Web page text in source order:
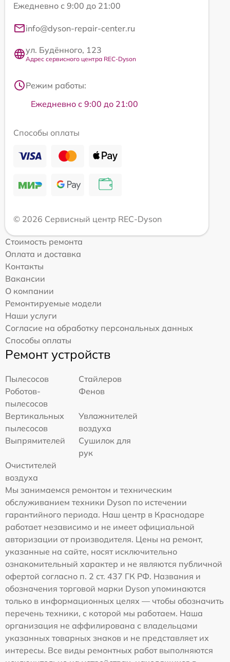
Ежедневно с 9:00 до 21:00
info@dyson-repair-center.ru
ул. Будённого, 123
Адрес сервисного центра REC-Dyson
Режим работы:
Ежедневно с 9:00 до 21:00
Способы оплаты
© 2026 Сервисный центр REC-Dyson
Стоимость ремонта
Оплата и доставка
Контакты
Вакансии
О компании
Ремонтируемые модели
Наши услуги
Согласие на обработку персональных данных
Способы оплаты
Ремонт устройств
Пылесосов
Стайлеров
Роботов-
пылесосов
Фенов
Вертикальных
пылесосов
Увлажнителей
воздуха
Выпрямителей
Сушилок для
рук
Очистителей
воздуха
Мы занимаемся ремонтом и техническим
обслуживанием техники Dyson по истечении
гарантийного периода. Наш центр в Краснодаре
работает независимо и не имеет официальной
авторизации от производителя. Цены на ремонт,
указанные на сайте, носят исключительно
ознакомительный характер и не являются публичной
офертой согласно п. 2 ст. 437 ГК РФ. Названия и
обозначения торговой марки Dyson упоминаются
только в информационных целях — чтобы обозначить
перечень техники, с которой мы работаем. Наша
организация не аффилирована с владельцами
указанных товарных знаков и не представляет их
интересы. Все виды ремонтных работ выполняются